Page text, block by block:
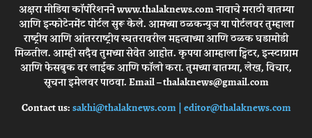
अक्षरा मीडिया कॉर्पोरेशनने www.thalaknews.com नावाचे मराठी बातम्या
आणि इन्फोटेनमेंट पोर्टल सुरू केले. आमच्या ठळकन्युज या पोर्टलवर तुम्हाला
राष्ट्रीय आणि आंतरराष्ट्रीय स्घतरावरील महत्वाच्या आणि ठळक घडामोडी
मिळतील. आम्ही सदैव तुमच्या सेवेत आहोत. कृपया आम्हाला ट्विटर, इन्स्टाग्राम
आणि फेसबुक वर लाईक आणि फॉलो करा. तुमच्या बातम्या, लेख, विचार,
सूचना इमेलवर पाठवा. Email – thalaknews@gmail.com
Contact us:sakhi@thalaknews.com | editor@thalaknews.com